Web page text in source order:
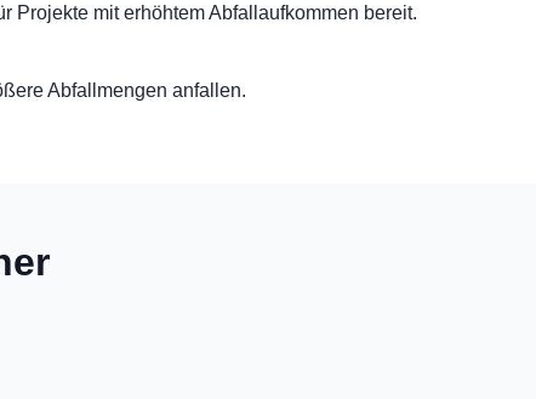
Projekte mit erhöhtem Abfallaufkommen bereit.
Abfallmengen anfallen.